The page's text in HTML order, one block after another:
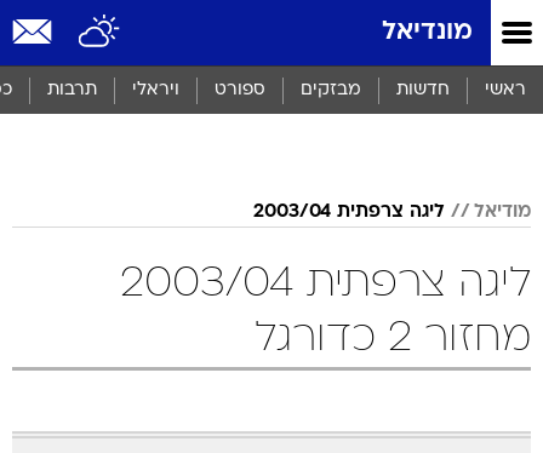
מונדיאל
ראשי חדשות מבזקים ספורט ויראלי תרבות
מודיאל ליגה צרפתית 2003/04
ליגה צרפתית 2003/04
מחזור 2 כדורגל